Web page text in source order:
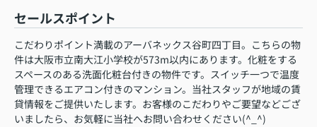
セールスポイント
こだわりポイント満載のアーバネックス谷町四丁目。こちらの物
件は大阪市立南大江小学校が573m以内にあります。化粧をする
スペースのある洗面化粧台付きの物件です。スイッチ一つで温度
管理できるエアコン付きのマンション。当社スタッフが地域の賃
貸情報をご提供いたします。お客様のこだわりやご要望などござ
いましたら、お気軽に当社へお問い合わせください(^_^)